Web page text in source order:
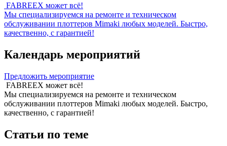
FABREEX может всё!
Мы специализируемся на ремонте и техническом
обслуживании плоттеров Mimaki любых моделей. Быстро,
качественно, с гарантией!
Календарь мероприятий
Предложить мероприятие
FABREEX может всё!
Мы специализируемся на ремонте и техническом
обслуживании плоттеров Mimaki любых моделей. Быстро,
качественно, с гарантией!
Статьи по теме